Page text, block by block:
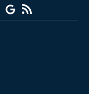
Google
News
RSS